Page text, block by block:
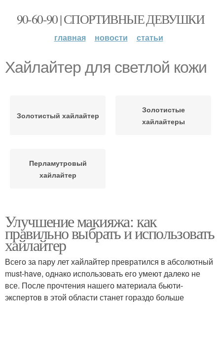
90-60-90 | СПОРТИВНЫЕ ДЕВУШКИ
главная новости статьи
Хайлайтер для светлой кожи
Золотистый хайлайтер
Золотистые
хайлайтеры
Перламутровый
хайлайтер
Улучшение макияжа: как
правильно выбрать и использовать
хайлайтер
Всего за пару лет хайлайтер превратился в абсолютный
must-have, однако использовать его умеют далеко не
все. После прочтения нашего материала бьюти-
экспертов в этой области станет гораздо больше